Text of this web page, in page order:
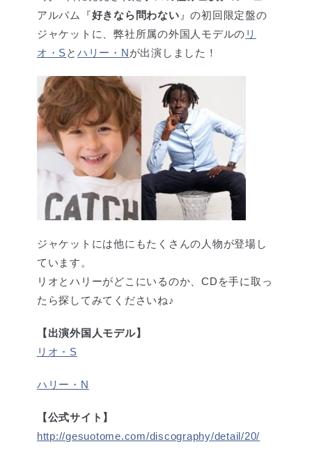
アルバム『好きなら問わない 』の初回限定盤の
ジャケットに、弊社所属の外国人モデルの リ
オ・Sと ハリー・Nが出演しました！
ジャケットには他にもたくさんの人物が登場し
ています。
リオとハリーがどこにいるのか、CDを手に取っ
たら探してみてくださいね♪
【出演外国人モデル】
リオ・S
ハリー・N
【公式サイト】
http://gesuotome.com/discography/detail/20/